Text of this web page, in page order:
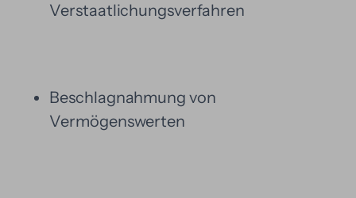
Verstaatlichungsverfahren
Beschlagnahmung von
Vermögenswerten